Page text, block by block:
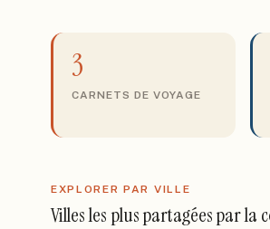
3
CARNETS DE VOYAGE
EXPLORER PAR VILLE
Villes les plus partagées par la